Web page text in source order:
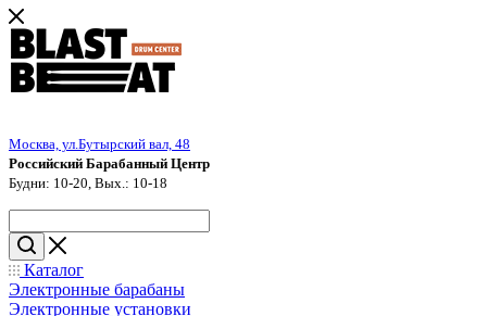
Москва, ул.Бутырский вал, 48
Российский Барабанный Центр
Будни: 10-20, Вых.: 10-18
Каталог
Электронные барабаны
Электронные установки